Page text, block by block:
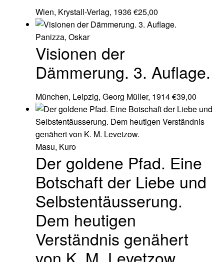
Wien, Krystall-Verlag, 1936€25,00
Panizza, Oskar
Visionen der
Dämmerung. 3. Auflage.
München, Leipzig, Georg Müller, 1914€39,00
Masu, Kuro
Der goldene Pfad. Eine
Botschaft der Liebe und
Selbstentäusserung.
Dem heutigen
Verständnis genähert
von K. M. Levetzow.